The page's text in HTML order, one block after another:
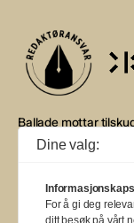
Ballade mottar
støtte fra eierne
Musikkforleggerne.
BALLADE —
Dine valg:
For å gi deg
ditt besøk på vårt